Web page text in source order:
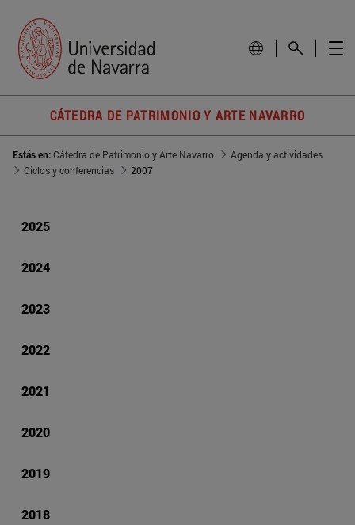
CÁTEDRA DE PATRIMONIO Y ARTE NAVARRO
Estás en:Cátedra de Patrimonio y Arte Navarro
Agenda y actividades
Ciclos y conferencias
2007
2025
2024
2023
2022
2021
2020
2019
2018